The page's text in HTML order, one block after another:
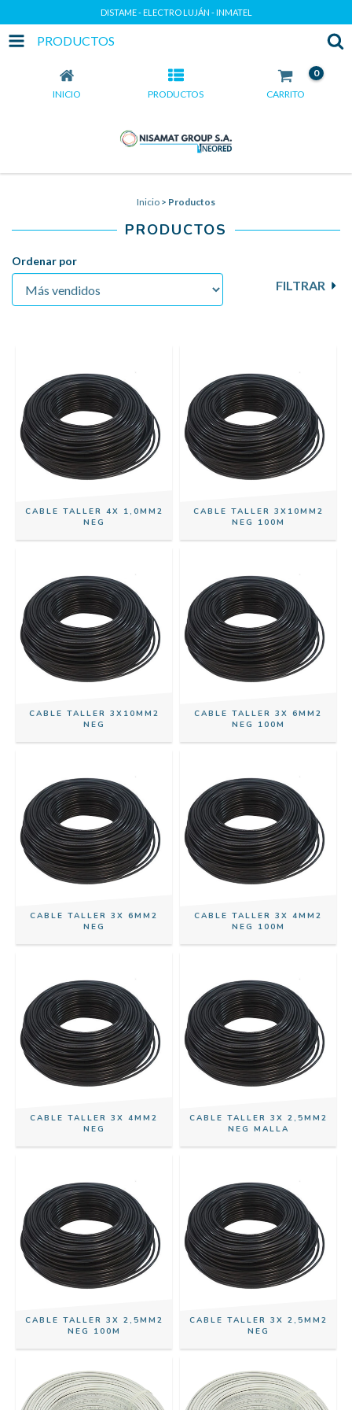
DISTAME - ELECTRO LUJÁN - INMATEL
PRODUCTOS
INICIO PRODUCTOS CARRITO
0
Inicio > Productos
PRODUCTOS
Ordenar por
FILTRAR
CABLE TALLER 4X 1,0MM2
NEG
CABLE TALLER 3X10MM2
NEG 100M
CABLE TALLER 3X10MM2
NEG
CABLE TALLER 3X 6MM2
NEG 100M
CABLE TALLER 3X 6MM2
NEG
CABLE TALLER 3X 4MM2
NEG 100M
CABLE TALLER 3X 4MM2
NEG
CABLE TALLER 3X 2,5MM2
NEG MALLA
CABLE TALLER 3X 2,5MM2
NEG 100M
CABLE TALLER 3X 2,5MM2
NEG